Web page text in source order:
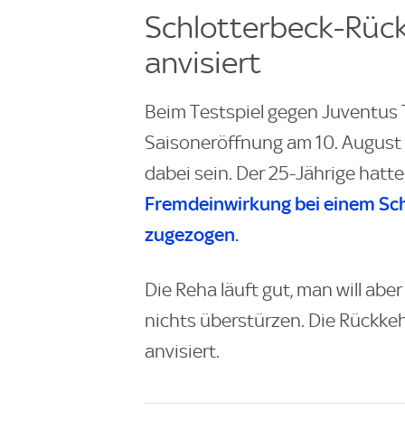
Schlotterbeck-
anvisiert
Beim Testspiel gegen
Saisoneröffnung am 10.
dabei sein. Der 25-Jährige
Fremdeinwirkung bei einem
zugezogen.
Die Reha läuft gut, man will
nichts überstürzen. Die
anvisiert.